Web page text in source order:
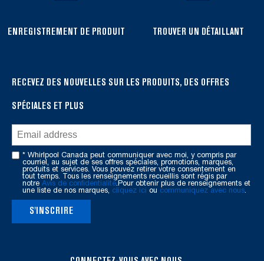
the
this
page
ENREGISTREMENT DE PRODUIT TROUVER UN DÉTAILLANT
RECEVEZ DES NOUVELLES SUR LES PRODUITS, DES OFFRES
SPÉCIALES ET PLUS
* Whirlpool Canada peut communiquer avec moi, y compris par
courriel, au sujet de ses offres spéciales, promotions, marques,
produits et services. Vous pouvez retirer votre consentement en
tout temps. Tous les renseignements recueillis sont régis par
notre Avis de confidentialité.Pour obtenir plus de renseignements et
une liste de nos marques, cliquez ici ou communiquez avec nous
S'INSCRIRE